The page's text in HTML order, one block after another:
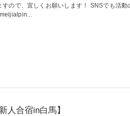
ので、宜しくお願いします！ SNSでも活動
人合宿in白馬】